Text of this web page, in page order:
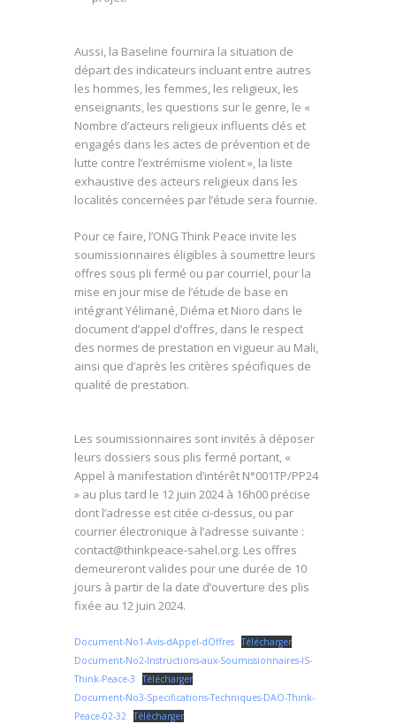
Aussi, la Baseline fournira la situation de
départ des indicateurs incluant entre autres
les hommes, les femmes, les religieux, les
enseignants, les questions sur le genre, le «
Nombre d’acteurs religieux influents clés et
engagés dans les actes de prévention et de
lutte contre l’extrémisme violent », la liste
exhaustive des acteurs religieux dans les
localités concernées par l’étude sera fournie.
Pour ce faire, l’ONG Think Peace invite les
soumissionnaires éligibles à soumettre leurs
offres sous pli fermé ou par courriel, pour la
mise en jour mise de l’étude de base en
intégrant Yélimané, Diéma et Nioro dans le
document d’appel d’offres, dans le respect
des normes de prestation en vigueur au Mali,
ainsi que d’après les critères spécifiques de
qualité de prestation.
Les soumissionnaires sont invités à déposer
leurs dossiers sous plis fermé portant, «
Appel à manifestation d’intérêt N°001TP/PP24
» au plus tard le 12 juin 2024 à 16h00 précise
dont l’adresse est citée ci-dessus, ou par
courrier électronique à l’adresse suivante :
contact@thinkpeace-sahel.org. Les offres
demeureront valides pour une durée de 10
jours à partir de la date d’ouverture des plis
fixée au 12 juin 2024.
Document-No1-Avis-dAppel-dOffres Télécharger
Document-No2-Instructions-aux-Soumissionnaires-IS-
Think-Peace-3
Télécharger
Document-No3-Specifications-Techniques-DAO-Think-
Peace-02-32 Télécharger